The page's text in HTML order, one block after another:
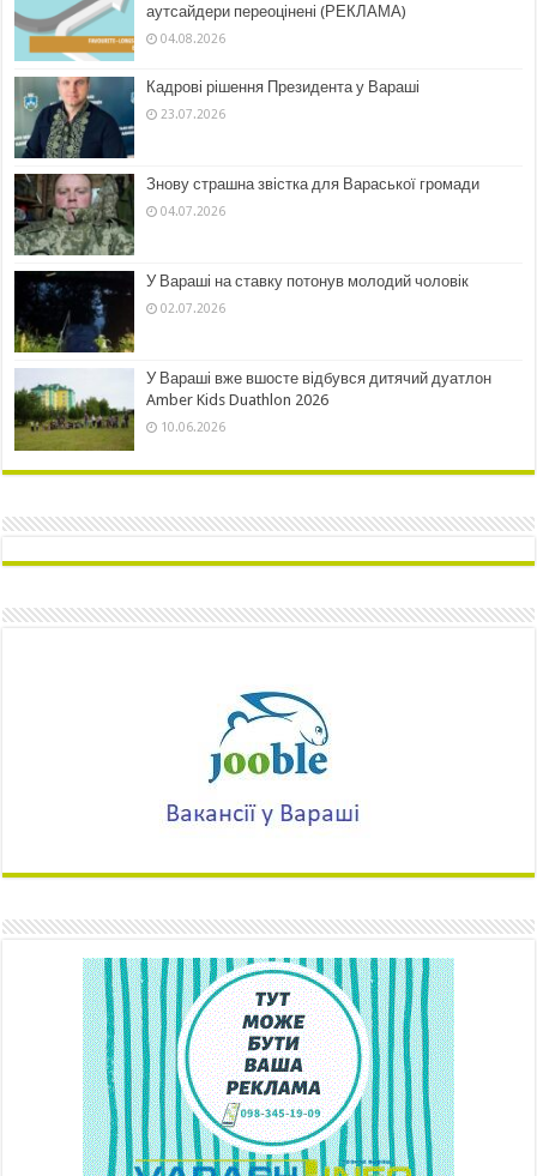
аутсайдери переоцінені (РЕКЛАМА)
04.08.2026
Кадрові рішення Президента у Вараші
23.07.2026
Знову страшна звістка для Вараської громади
04.07.2026
У Вараші на ставку потонув молодий чоловік
02.07.2026
У Вараші вже вшосте відбувся дитячий дуатлон
Amber Kids Duathlon 2026
10.06.2026